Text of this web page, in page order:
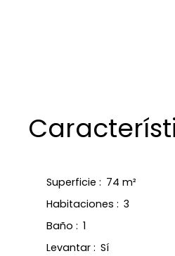
Superficie : 74 m²
Habitaciones : 3
Baño : 1
Levantar : Sí